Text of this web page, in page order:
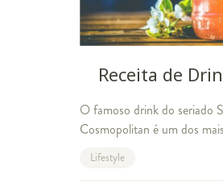
Receita de
O famoso drink do seriado
Cosmopolitan é um dos
inteiro e acabou virando
com os amigos. Essa bebida
Lifestyle